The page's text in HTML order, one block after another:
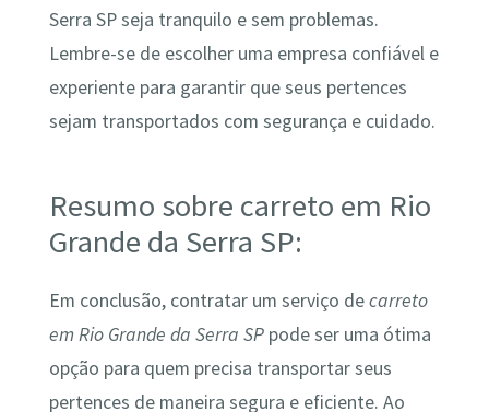
Serra SP seja tranquilo e sem problemas.
Lembre-se de escolher uma empresa confiável e
experiente para garantir que seus pertences
sejam transportados com segurança e cuidado.
Resumo sobre carreto em Rio
Grande da Serra SP:
Em conclusão, contratar um serviço decarreto
em Rio Grande da Serra SPpode ser uma ótima
opção para quem precisa transportar seus
pertences de maneira segura e eficiente. Ao